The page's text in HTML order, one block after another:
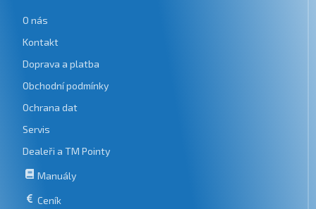
O nás
Kontakt
Doprava a platba
Obchodní podmínky
Ochrana dat
Servis
Dealeři a TM Pointy
Manuály
Ceník